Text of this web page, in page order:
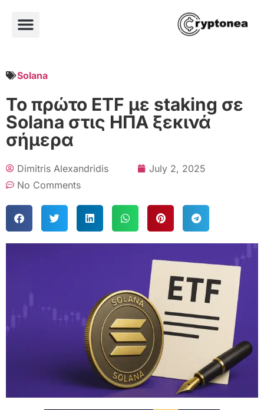
Solana
Το πρώτο ETF με staking σε
Solana στις ΗΠΑ ξεκινά
σήμερα
Dimitris Alexandridis
July 2, 2025
No Comments